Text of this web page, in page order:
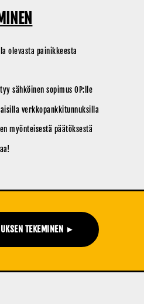
olevasta painikkeesta
sähköinen sopimus OP:lle
verkkopankkitunnuksilla
myönteisestä päätöksestä
TEKEMINEN ►